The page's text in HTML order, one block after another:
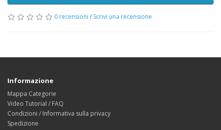
0 recensioni / Scrivi una recensione
Informazione
Mappa Categorie
Video Tutorial / FAQ
Condizioni / Informativa sulla privacy
Spedizione